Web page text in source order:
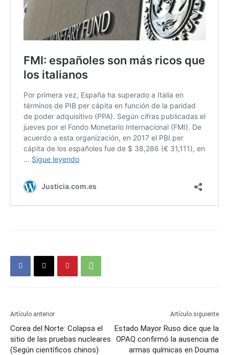
Artículo anterior
Corea del Norte: Colapsa el
sitio de las pruebas nucleares
(Según científicos chinos)
Artículo siguiente
Estado Mayor Ruso dice que la
OPAQ confirmó la ausencia de
armas químicas en Douma